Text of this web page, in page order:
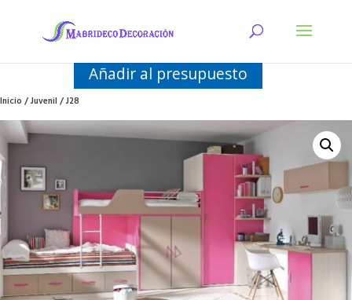
Añadir al presupuesto
Inicio/Juvenil/ J28